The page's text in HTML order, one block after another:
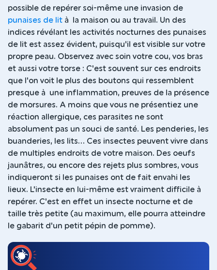
possible de repérer soi-même une invasion de
punaises de lit à la maison ou au travail. Un des
indices révélant les activités nocturnes des punaises
de lit est assez évident, puisqu'il est visible sur votre
propre peau. Observez avec soin votre cou, vos bras
et aussi votre torse : C'est souvent sur ces endroits
que l'on voit le plus des boutons qui ressemblent
presque à une inflammation, preuves de la présence
de morsures. A moins que vous ne présentiez une
réaction allergique, ces parasites ne sont
absolument pas un souci de santé. Les penderies, les
buanderies, les lits... Ces insectes peuvent vivre dans
de multiples endroits de votre maison. Des oeufs
jaunâtres, ou encore des rejets plus sombres, vous
indiqueront si les punaises ont de fait envahi les
lieux. L'insecte en lui-même est vraiment difficile à
repérer. C'est en effet un insecte nocturne et de
taille très petite (au maximum, elle pourra atteindre
le gabarit d'un petit pépin de pomme).